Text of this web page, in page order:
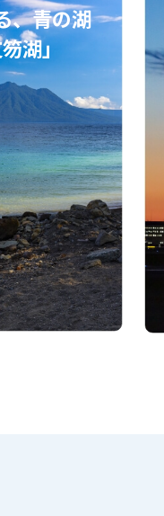
、青の湖
湖」